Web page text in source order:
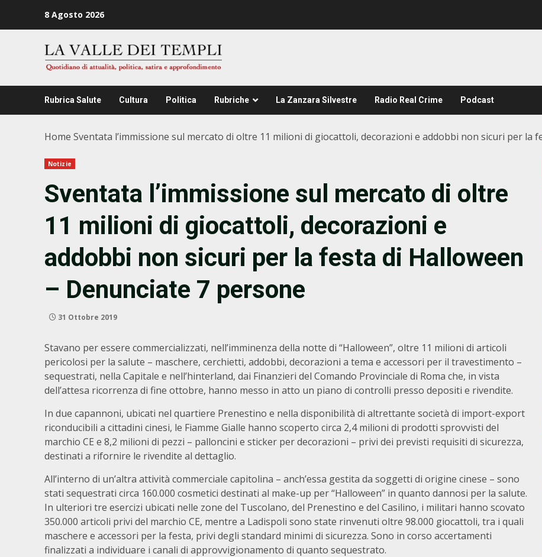
8 Agosto 2026
Rubrica Salute Cultura Politica Rubriche La Zanzara Silvestre Radio Real Crime Podcast
Home Sventata l’immissione sul mercato di oltre 11 milioni di giocattoli, decorazioni e addobbi non sicuri per la
Notizie
Sventata l’immissione sul mercato di oltre
11 milioni di giocattoli, decorazioni e
addobbi non sicuri per la festa di Halloween
– Denunciate 7 persone
31 Ottobre 2019
Stavano per essere commercializzati, nell’imminenza della notte di “Halloween”, oltre 11 milioni di articoli
pericolosi per la salute – maschere, cerchietti, addobbi, decorazioni a tema e accessori per il travestimento –
sequestrati, nella Capitale e nell’hinterland, dai Finanzieri del Comando Provinciale di Roma che, in vista
dell’attesa ricorrenza di fine ottobre, hanno messo in atto un piano di controlli presso depositi e rivendite.
In due capannoni, ubicati nel quartiere Prenestino e nella disponibilità di altrettante società di import-export
riconducibili a cittadini cinesi, le Fiamme Gialle hanno scoperto circa 2,4 milioni di prodotti sprovvisti del
marchio CE e 8,2 milioni di pezzi – palloncini e sticker per decorazioni – privi dei previsti requisiti di sicurezza,
destinati a rifornire le rivendite al dettaglio.
All’interno di un’altra attività commerciale capitolina – anch’essa gestita da soggetti di origine cinese – sono
stati sequestrati circa 160.000 cosmetici destinati al make-up per “Halloween” in quanto dannosi per la salute.
In ulteriori tre esercizi ubicati nelle zone del Tuscolano, del Prenestino e del Casilino, i militari hanno scovato
350.000 articoli privi del marchio CE, mentre a Ladispoli sono state rinvenuti oltre 98.000 giocattoli, tra i quali
maschere e accessori per la festa, privi degli standard minimi di sicurezza. Sono in corso accertamenti
finalizzati a individuare i canali di approvvigionamento di quanto sequestrato.